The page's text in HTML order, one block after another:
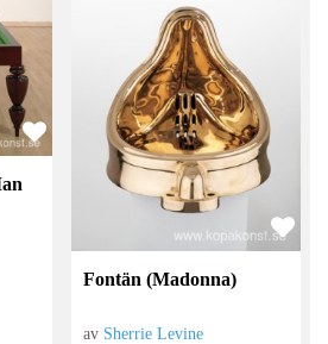
Fontän (Madonna)
av Sherrie Levine